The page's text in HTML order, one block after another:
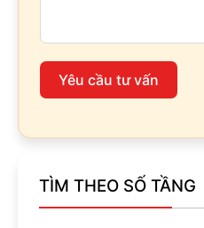
Yêu cầu tư vấn
TÌM THEO SỐ TẦNG